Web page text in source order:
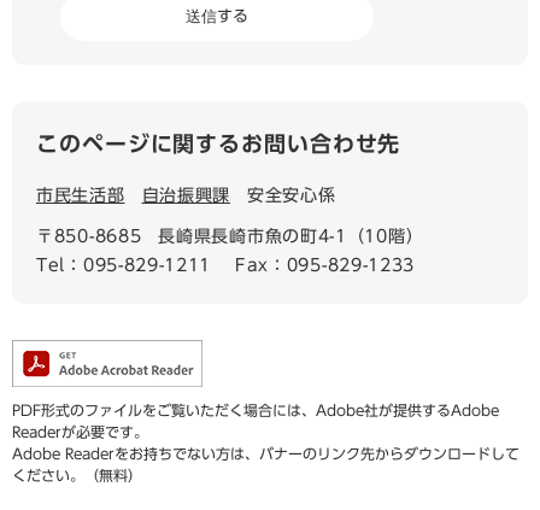
このページに関するお問い合わせ先
市民生活部 自治振興課 安全安心係
〒850-8685
長崎県長崎市魚の町4-1（10階）
Tel：095-829-1211
Fax：095-829-1233
PDF形式のファイルをご覧いただく場合には、Adobe社が提供するAdobe
Readerが必要です。
Adobe Readerをお持ちでない方は、バナーのリンク先からダウンロードして
ください。（無料）